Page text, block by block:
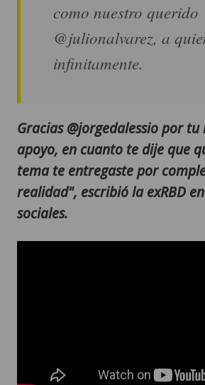
como nuestro querido
@julionalvarez, a
infinitamente.
Gracias @jorgedalessio por
apoyo, en cuanto te dije que
tema te entregaste por
realidad", escribió la exRBD
sociales.